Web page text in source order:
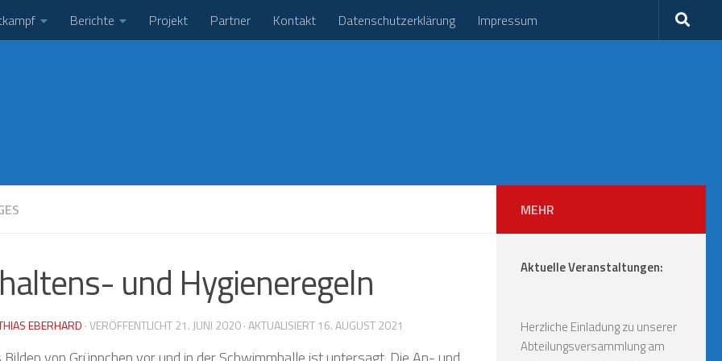
Berichte Projekt Partner Kontakt Datenschutzerklärung Impressum
und Hygieneregeln
EBERHARD · VERÖFFENTLICHT21. JUNI 2020· AKTUALISIERT16. AUGUST 2021
MEHR
Aktuelle Veranstaltungen:
Herzliche Einladung zu unserer
Abteilungsversammlung am